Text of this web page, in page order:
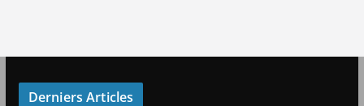
Derniers Articles